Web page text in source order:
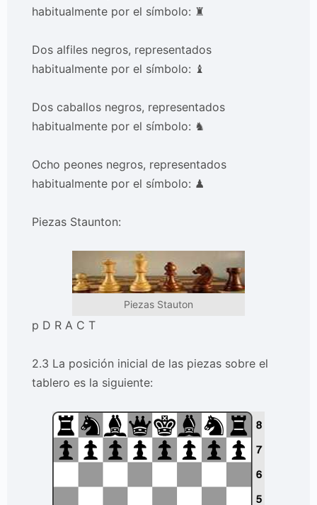
habitualmente por el símbolo: ♜
Dos alfiles negros, representados
habitualmente por el símbolo: ♝
Dos caballos negros, representados
habitualmente por el símbolo: ♞
Ocho peones negros, representados
habitualmente por el símbolo: ♟
Piezas Staunton:
Piezas Stauton
p D R A C T
2.3 La posición inicial de las piezas sobre el
tablero es la siguiente: